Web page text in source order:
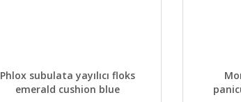
DETAYLAR GELİNCE HABER VER
Phlox subulata yayılıcı floks
emerald cushion blue